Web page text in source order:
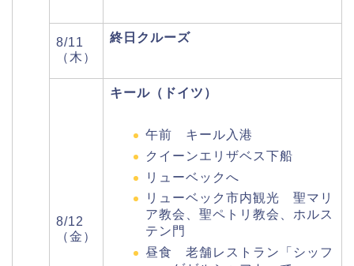
8/11
（木）
終日クルーズ
8/12
（金）
キール（ドイツ）
午前 キール入港
クイーンエリザベス下船
リューベックへ
リューベック市内観光 聖マリ
ア教会、聖ペトリ教会、ホルス
テン門
昼食 老舗レストラン「シッフ